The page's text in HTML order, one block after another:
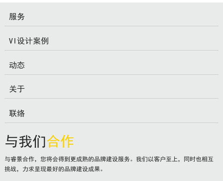
服务
VI设计案例
动态
关于
联络
与我们合作
与睿景合作，您将会得到更成熟的品牌建设服务。我们以客户至上，同时也相互
挑战，力求呈现最好的品牌建设成果。